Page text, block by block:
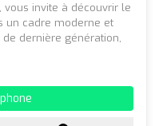
vous invite à découvrir le
un cadre moderne et
dernière génération,